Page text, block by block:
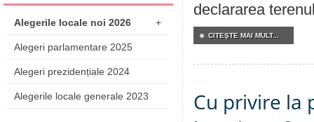
Alegerile locale noi 2026 +
Alegeri parlamentare 2025
Alegeri prezidențiale 2024
Alegerile locale generale 2023
declararea
CITEŞTE MAI MULT...
Cu privire la